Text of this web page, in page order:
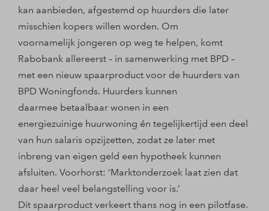
kan aanbieden, afgestemd op huurders die later
misschien kopers willen worden. Om
voornamelijk jongeren op weg te helpen, komt
Rabobank allereerst – in samenwerking met BPD –
met een nieuw spaarproduct voor de huurders van
BPD Woningfonds. Huurders kunnen
daarmee betaalbaar wonen in een
energiezuinige huurwoning én tegelijkertijd een deel
van hun salaris opzijzetten, zodat ze later met
inbreng van eigen geld een hypotheek kunnen
afsluiten. Voorhorst: ‘Marktonderzoek laat zien dat
daar heel veel belangstelling voor is.’
Dit spaarproduct verkeert thans nog in een pilotfase.